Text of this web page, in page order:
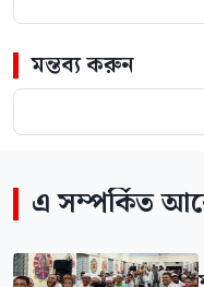
মন্তব্য করুন
এ সম্পর্কিত